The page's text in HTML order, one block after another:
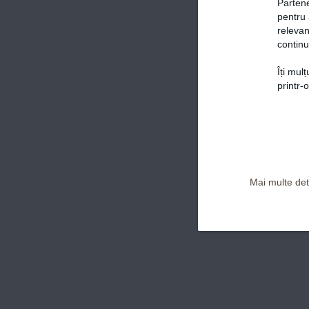
pentru
Îți
printr-
Mai multe